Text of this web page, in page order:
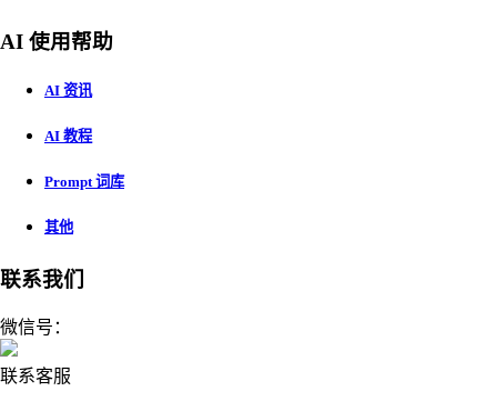
AI 使用帮助
AI 资讯
AI 教程
Prompt 词库
其他
联系我们
微信号：
联系客服